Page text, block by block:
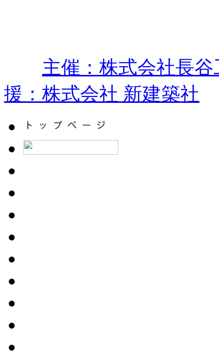
主催：株式会社長
援：株式会社 新建築社